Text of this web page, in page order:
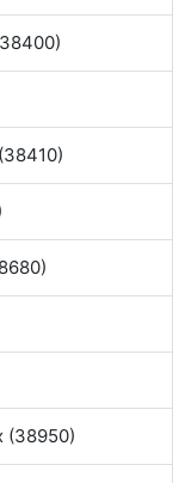
(38950)